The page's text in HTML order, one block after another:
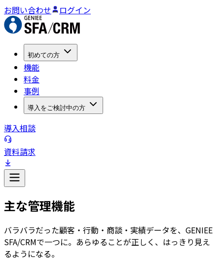
お問い合わせ ログイン
初めての方
機能
料金
事例
導入をご検討中の方
導入相談
資料請求
主な管理機能
バラバラだった顧客・行動・商談・実績データを、GENIEE
SFA/CRMで一つに。あらゆることが正しく、はっきり見え
るようになる。